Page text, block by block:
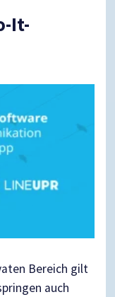
It-
Bereich gilt
auch